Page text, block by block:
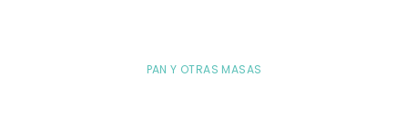
PAN Y OTRAS MASAS